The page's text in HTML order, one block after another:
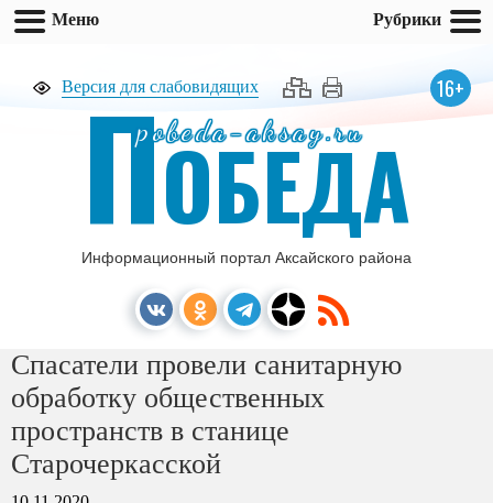
Версия для слабовидящих 16+
pobeda-aksay.ru
ПОБЕДА
Информационный портал Аксайского района
Спасатели провели санитарную
обработку общественных
пространств в станице
Старочеркасской
Меню Рубрики